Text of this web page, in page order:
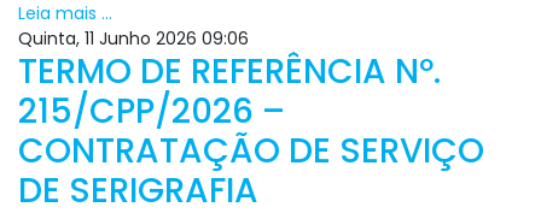
Leia mais ...
Quinta, 11 Junho 2026 09:06
TERMO DE REFERÊNCIA Nº.
215/CPP/2026 –
CONTRATAÇÃO DE SERVIÇO
DE SERIGRAFIA